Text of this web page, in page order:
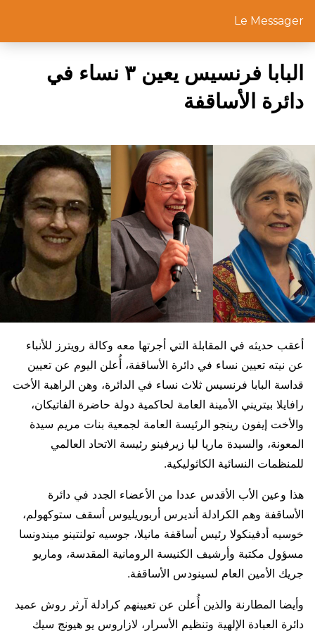
Le Messager
البابا فرنسيس يعين ٣ نساء في
دائرة الأساقفة
أعقب حديثه في المقابلة التي أجرتها معه وكالة رويترز للأنباء
عن نيته تعيين نساء في دائرة الأساقفة، أُعلن اليوم عن تعيين
قداسة البابا فرنسيس ثلاث نساء في الدائرة، وهن الراهبة الأخت
رافايلا بيتريني الأمينة العامة لحاكمية دولة حاضرة الفاتيكان،
والأخت إيفون رينجو الرئيسة العامة لجمعية بنات مريم سيدة
المعونة، والسيدة ماريا ليا زيرفينو رئيسة الاتحاد العالمي
للمنظمات النسائية الكاثوليكية.
هذا وعين الأب الأقدس عددا من الأعضاء الجدد في دائرة
الأساقفة وهم الكرادلة أنديرس أربوريليوس أسقف ستوكهولم،
خوسيه أدفينكولا رئيس أساقفة مانيلا، جوسيه تولنتينو ميندونسا
مسؤول مكتبة وأرشيف الكنيسة الرومانية المقدسة، وماريو
جريك الأمين العام لسينودس الأساقفة.
وأيضا المطارنة والذين أُعلن عن تعيينهم كرادلة آرثر روش عميد
دائرة العبادة الإلهية وتنظيم الأسرار، لازاروس يو هيونج سيك